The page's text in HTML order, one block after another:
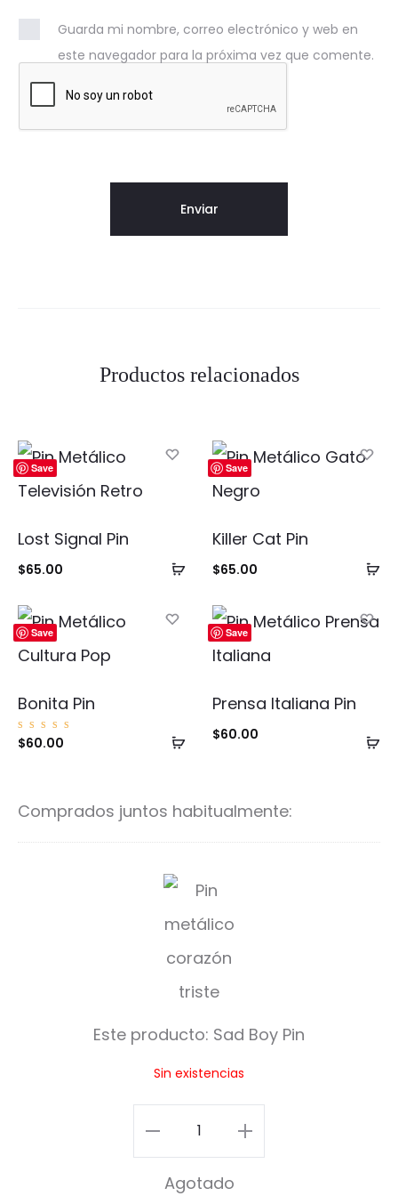
Guarda mi nombre, correo electrónico y web en
este navegador para la próxima vez que comente.
Productos relacionados
Save
Añadir
carrito
Lost Signal Pin
$65.00
Save
Killer Cat Pin
$65.00
Save
Añadir
Bonita Pin
Valorad
o con
$60.00
Save
Prensa Italiana Pin
$60.00
Comprados juntos habitualmente:
S
a
d
B
P
n
Este producto: Sad Boy Pin
Sin existencias
Sad
Boy
Agotado